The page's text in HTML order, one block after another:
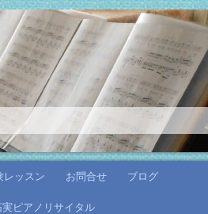
レッスン お問合せ ブログ
ピアノリサイタル